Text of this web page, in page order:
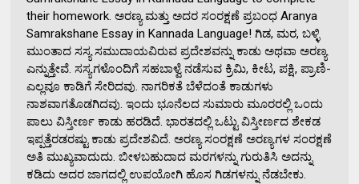
their homework. ಅರಣ್ಯ ಮತ್ತು ಅದರ ಸಂರಕ್ಷಣೆ ಪ್ರಬಂಧ Aranya
Samrakshane Essay in Kannada Language! ಗಿಡ, ಮರ, ಬಳ್ಳಿ
ಮುಂತಾದ ಸಸ್ಯ ಸಮುದಾಯವಿರುವ ಪ್ರದೇಶವನ್ನು ಕಾಡು ಅಥವಾ ಅರಣ್ಯ
ಎನ್ನುತ್ತೇವೆ. ಸಸ್ಯಗಳೊಂದಿಗೆ ಸಹಬಾಳ್ವೆ ನಡೆಸುವ ಕ್ರಿಮಿ, ಕೀಟ, ಪಕ್ಷಿ, ಪ್ರಾಣಿ-
ಎಲ್ಲವೂ ಕಾಡಿಗೆ ಸೇರಿದವು. ನಾಗರಿಕತೆ ಬೆಳೆದಂತೆ ಕಾಡುಗಳು
ನಾಶವಾಗತೊಡಗಿದವು. ಇಂದು ಭೂನೆಲದ ಸುಮಾರು ಮೂರರಲ್ಲಿ ಒಂದು
ಪಾಲು ವಿಸ್ತೀರ್ಣ ಕಾಡು ಹರಡಿದೆ. ಭಾರತದಲ್ಲಿ ಒಟ್ಟು ವಿಸ್ತೀರ್ಣದ ಶೇಕಡ
ಇಪ್ಪತ್ತೆರಡರಷ್ಟು ಕಾಡು ಪ್ರದೇಶವಿದೆ. ಅರಣ್ಯ ಸಂರಕ್ಷಣೆ ಅರಣ್ಯಗಳ ಸಂರಕ್ಷಣೆ
ಅತಿ ಮುಖ್ಯವಾದುದು. ಬೀಳಬಹುದಾದ ಮರಗಳನ್ನು ಗುರುತಿಸಿ ಅದನ್ನು
ಕಡಿದು ಅದರ ಜಾಗದಲ್ಲಿ ಉಪಯೋಗಿ ಹೊಸ ಗಿಡಗಳನ್ನು ನೆಡಬೇಕು.